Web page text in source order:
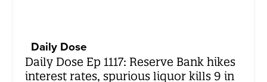
Daily Dose
Daily Dose Ep 1117: Reserve Bank hikes
interest rates, spurious liquor kills 9 in